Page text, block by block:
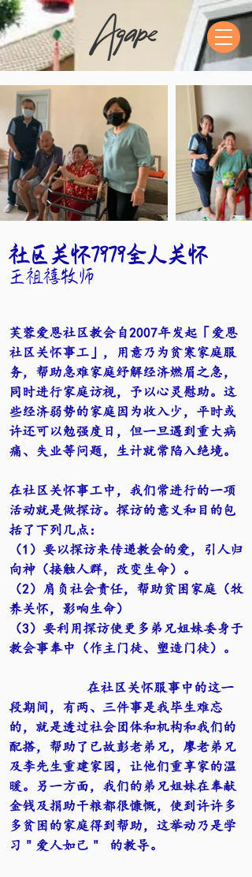
社区关怀7979全人关怀​
王祖禧牧师
芙蓉爱恩社区教会自2007年发起「爱恩
社区关怀事工」，用意乃为贫寒家庭服
务，帮助急难家庭纾解经济燃眉之急，
同时进行家庭访视，予以心灵慰助。这
些经济弱势的家庭因为收入少，平时或
许还可以勉强度日，但一旦遇到重大病
痛、失业等问题，生计就常陷入绝境。
在社区关怀事工中，我们常进行的一项
活动就是做探访。探访的意义和目的包
括了下列几点：
（1）要以探访来传递教会的爱，引人归
向神（接触人群，改变生命）。
（2）肩负社会责任，帮助贫困家庭（牧
养关怀，影响生命）
（3）要利用探访使更多弟兄姐妹委身于
教会事奉中（作主门徒、塑造门徒）。
在社区关怀服事中的这一
段期间，有两、三件事是我毕生难忘
的，就是透过社会团体和机构和我们的
配搭，帮助了已故彭老弟兄，廖老弟兄
及李先生重建家园，让他们重享家的温
暖。另一方面，我们的弟兄姐妹在奉献
金钱及捐助干粮都很慷慨，使到许许多
多贫困的家庭得到帮助，这举动乃是学
习＂爱人如己＂ 的教导。